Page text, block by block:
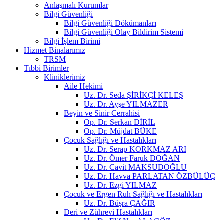
Anlaşmalı Kurumlar
Bilgi Güvenliği
Bilgi Güvenliği Dökümanları
Bilgi Güvenliği Olay Bildirim Sistemi
Bilgi İşlem Birimi
Hizmet Binalarımız
TRSM
Tıbbi Birimler
Kliniklerimiz
Aile Hekimi
Uz. Dr. Seda ŞİRİKÇİ KELEŞ
Uz. Dr. Ayşe YILMAZER
Beyin ve Sinir Cerrahisi
Op. Dr. Serkan DİRİL
Op. Dr. Müjdat BÜKE
Çocuk Sağlığı ve Hastalıkları
Uz. Dr. Serap KORKMAZ ARI
Uz. Dr. Ömer Faruk DOĞAN
Uz. Dr. Cavit MAKSUDOĞLU
Uz. Dr. Havva PARLATAN ÖZBÜLÜÇ
Uz. Dr. Ezgi YILMAZ
Çocuk ve Ergen Ruh Sağlığı ve Hastalıkları
Uz. Dr. Büşra ÇAĞIR
Deri ve Zührevi Hastalıkları